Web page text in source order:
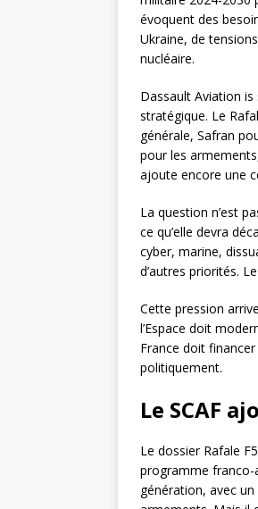
évoquent des
Ukraine, de
nucléaire.
Dassault Aviation is
stratégique. Le
générale, Safran
pour les
ajoute encore une
La question n’est
ce qu’elle devra
cyber, marine,
d’autres priorités.
Cette pression
l’Espace doit
France doit
politiquement.
Le SCAF
Le dossier Rafale
programme franco-
génération, avec